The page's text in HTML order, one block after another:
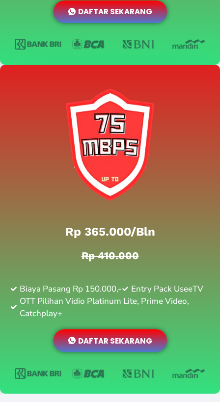
DAFTAR SEKARANG
Rp 365.000/bln
Rp 410.000
Biaya Pasang Rp 150.000,-
Entry Pack UseeTV
OTT Pilihan Vidio Platinum Lite, Prime Video,
Catchplay+
DAFTAR SEKARANG